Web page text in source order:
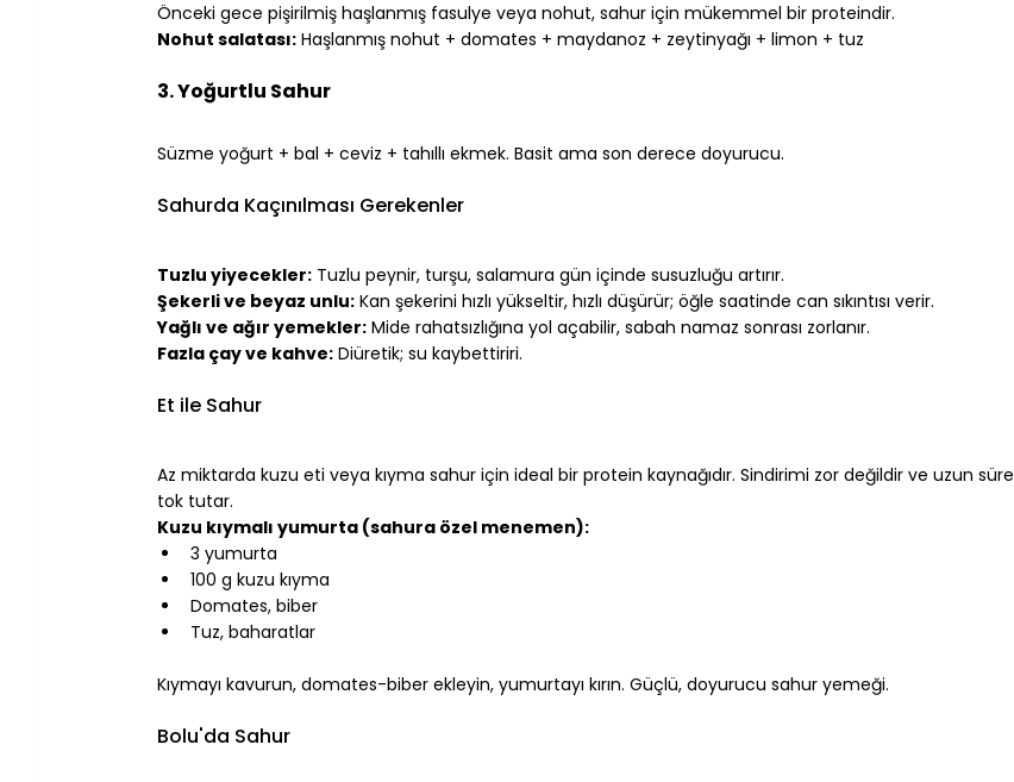
Önceki gece pişirilmiş haşlanmış fasulye veya nohut, sahur için mükemmel bir proteindir.
Nohut salatası: Haşlanmış nohut + domates + maydanoz + zeytinyağı + limon + tuz
3. Yoğurtlu Sahur
Süzme yoğurt + bal + ceviz + tahıllı ekmek. Basit ama son derece doyurucu.
Sahurda Kaçınılması Gerekenler
Tuzlu yiyecekler: Tuzlu peynir, turşu, salamura gün içinde susuzluğu artırır.
Şekerli ve beyaz unlu: Kan şekerini hızlı yükseltir, hızlı düşürür; öğle saatinde can sıkıntısı verir.
Yağlı ve ağır yemekler: Mide rahatsızlığına yol açabilir, sabah namaz sonrası zorlanır.
Fazla çay ve kahve: Diüretik; su kaybettiriri.
Et ile Sahur
Az miktarda kuzu eti veya kıyma sahur için ideal bir protein kaynağıdır. Sindirimi zor değildir ve uzun süre
tok tutar.
Kuzu kıymalı yumurta (sahura özel menemen):
3 yumurta
100 g kuzu kıyma
Domates, biber
Tuz, baharatlar
Kıymayı kavurun, domates-biber ekleyin, yumurtayı kırın. Güçlü, doyurucu sahur yemeği.
Bolu'da Sahur